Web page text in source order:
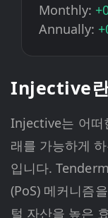
Monthly:
Annually:
Injective란
Injective는 어떠
래를 가능하게
입니다.
(PoS) 메커니즘
털 자산을 높은